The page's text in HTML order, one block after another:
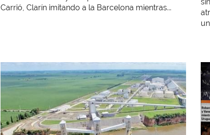
Carrió, Clarín imitando a la Barcelona mientras...
Imagen